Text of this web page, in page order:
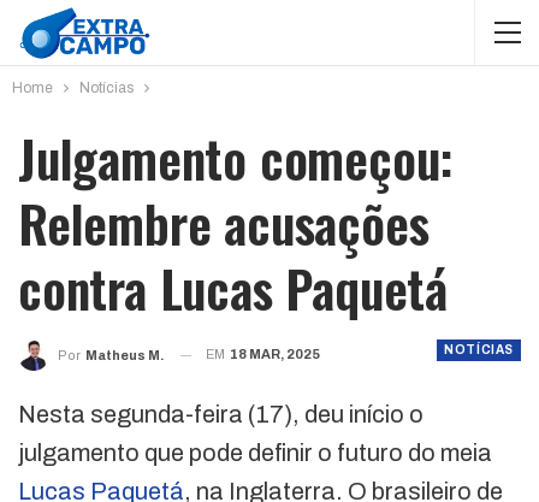
Home Notícias
Julgamento começou:
Relembre acusações
contra Lucas Paquetá
NOTÍCIAS
Por Matheus M. EM 18 MAR, 2025
Nesta segunda-feira (17), deu início o
julgamento que pode definir o futuro do meia
Lucas Paquetá, na Inglaterra. O brasileiro de